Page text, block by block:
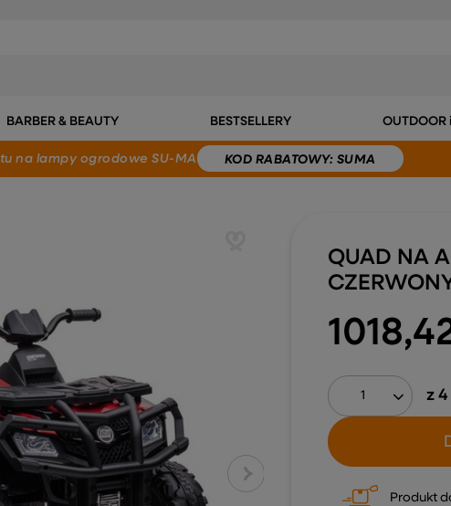
BARBER & BEAUTY BESTSELLERY OUTDOOR
na lampy ogrodowe SU-MA KOD RABATOWY: SUMA
z
QUAD NA
Produkt